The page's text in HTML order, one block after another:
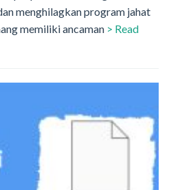
menghilagkan program jahat
memiliki ancaman > Read